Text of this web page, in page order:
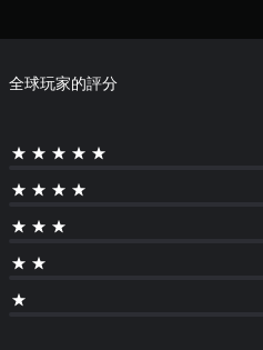
全球玩家的評分